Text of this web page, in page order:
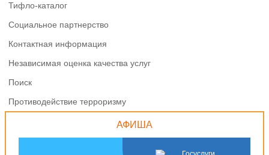
Тифло-каталог
Социальное партнерство
Контактная информация
Независимая оценка качества услуг
Поиск
Противодействие терроризму
АФИША